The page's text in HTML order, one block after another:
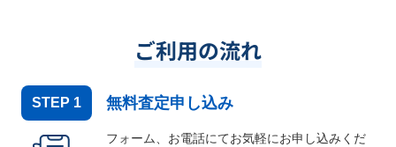
ご利用の流れ
STEP 1 無料査定申し込み
フォーム、お電話にてお気軽にお申し込みくだ